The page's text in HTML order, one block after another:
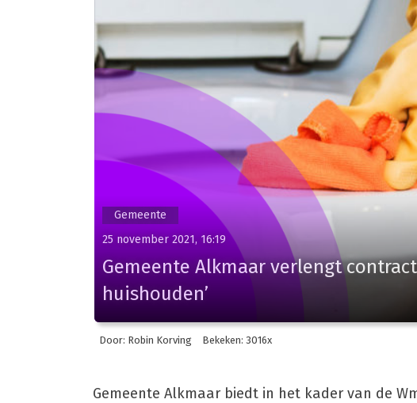
Gemeente
25 november 2021, 16:19
Gemeente Alkmaar verlengt
huishouden’
Door: Robin Korving Bekeken: 3016x
Gemeente Alkmaar biedt in het kader van de